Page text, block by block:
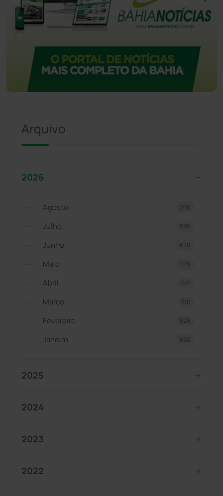
Arquivo
2026
Agosto 200
Julho 695
Junho 620
Maio 675
Abril 671
Março 710
Fevereiro 625
Janeiro 660
2025
2024
2023
2022